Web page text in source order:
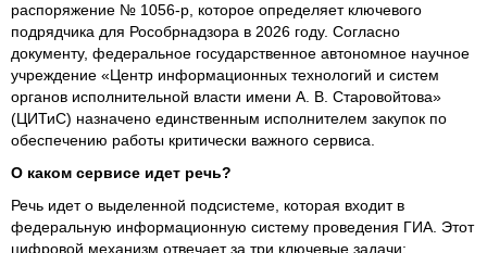
распоряжение № 1056-р, которое определяет ключевого
подрядчика для Рособрнадзора в 2026 году. Согласно
документу, федеральное государственное автономное научное
учреждение «Центр информационных технологий и систем
органов исполнительной власти имени А. В. Старовойтова»
(ЦИТиС) назначено единственным исполнителем закупок по
обеспечению работы критически важного сервиса.
О каком сервисе идет речь?
Речь идет о выделенной подсистеме, которая входит в
федеральную информационную систему проведения ГИА. Этот
цифровой механизм отвечает за три ключевые задачи: